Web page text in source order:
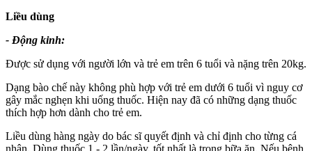
Liều dùng
- Động kinh:
Được sử dụng với người lớn và trẻ em trên 6 tuổi và nặng trên 20kg.
Dạng bào chế này không phù hợp với trẻ em dưới 6 tuổi vì nguy cơ
gây mắc nghẹn khi uống thuốc. Hiện nay đã có những dạng thuốc
thích hợp hơn dành cho trẻ em.
Liều dùng hàng ngày do bác sĩ quyết định và chỉ định cho từng cá